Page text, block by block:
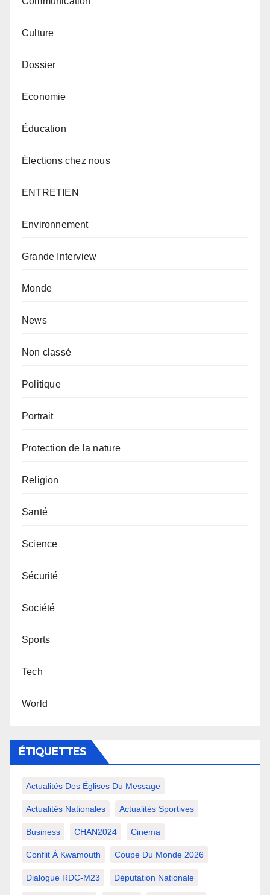
Culture
Dossier
Economie
Éducation
Élections chez nous
ENTRETIEN
Environnement
Grande Interview
Monde
News
Non classé
Politique
Portrait
Protection de la nature
Religion
Santé
Science
Sécurité
Société
Sports
Tech
World
ÉTIQUETTES
Actualités Des Églises Du Message
Actualités Nationales Actualités Sportives
Business CHAN2024 Cinema
Conflit À Kwamouth Coupe Du Monde 2026
Dialogue RDC-M23 Députation Nationale